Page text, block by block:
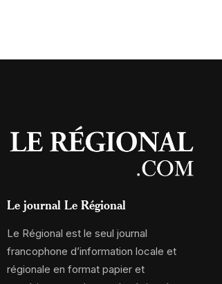
Le journal Le Régional
Le Régional est le seul journal
francophone d’information locale et
régionale en format papier et